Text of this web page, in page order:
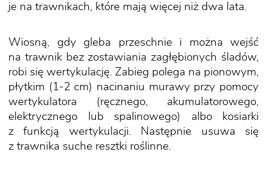
je na trawnikach, które mają więcej niż dwa lata.
Wiosną, gdy gleba przeschnie i można wejść
na trawnik bez zostawiania zagłębionych śladów,
robi się wertykulację. Zabieg polega na pionowym,
płytkim (1-2 cm) nacinaniu murawy przy pomocy
wertykulatora (ręcznego, akumulatorowego,
elektrycznego lub spalinowego) albo kosiarki
z funkcją wertykulacji. Następnie usuwa się
z trawnika suche resztki roślinne.